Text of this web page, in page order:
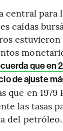
central para
caídas
estuvieron
que en
de ajuste
que en 1979
las tasas
del petróleo.